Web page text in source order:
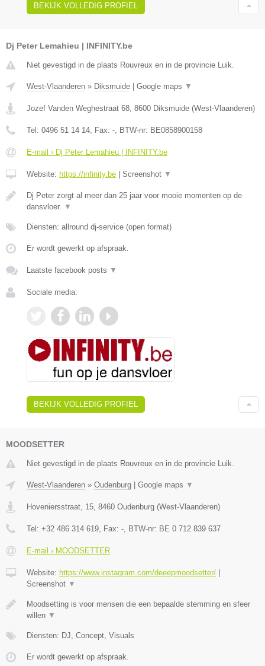
BEKIJK VOLLEDIG PROFIEL
Dj Peter Lemahieu | INFINITY.be
Niet gevestigd in de plaats Rouvreux en in de provincie Luik.
West-Vlaanderen » Diksmuide Google maps ▼
Jozef Vanden Weghestraat 68 8600 Diksmuide (West-Vlaanderen)
Tel: 0496 51 14 14 , Fax: - , BTW-nr: BE0858900158
E-mail › Dj Peter Lemahieu | INFINITY.be
Website: https://infinity.be Screenshot ▼
Dj Peter zorgt al meer dan 25 jaar voor mooie momenten op de
dansvloer.
▼
Diensten: allround dj-service (open format)
Er wordt gewerkt op afspraak.
Laatste facebook posts ▼
Sociale media:
BEKIJK VOLLEDIG PROFIEL
MOODSETTER
Niet gevestigd in de plaats Rouvreux en in de provincie Luik.
West-Vlaanderen » Oudenburg Google maps ▼
Hoveniersstraat, 15, 8460 Oudenburg (West-Vlaanderen)
Tel: +32 486 314 619, Fax: -, BTW-nr: BE 0 712 839 637
E-mail › MOODSETTER
Website: https://www.instagram.com/deeepmoodsetter/
Screenshot ▼
Moodsetting is voor mensen die een bepaalde stemming en sfeer
willen ▼
Diensten: DJ, Concept, Visuals
Er wordt gewerkt op afspraak.